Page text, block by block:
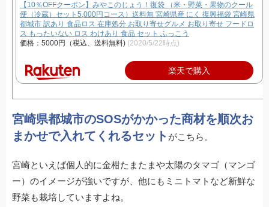
【10％OFFクーポン】みやこのじょう！復袋 （米・野菜・果物のクール
便（冷蔵）セット5,000円コース）送料無 宮崎県産 にく 復興福袋 宮崎県
都城市 訳あり 食品ロス 在庫処分 お取り寄せグルメ お取り寄せ フードロ
ス もったいない ロス わけあり 食品 セット ふっこう
価格：5000円（税込、送料無料) (2020/5/22時点)
楽天で購入
宮崎県都城市のSOSがかかった商材を順次お
まかせで入れてくれるセット がこちら。
宮崎といえば個人的に金柑たまたまや太陽のタマゴ（マンゴ
ー）のイメージが強いですが、他にもミニトマトなど新鮮な
野菜も栽培していますよね。